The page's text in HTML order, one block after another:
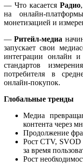
— Что касаетсяРадио
на онлайн-
монетизацией и
—Ритейл-медиа
запускает свои
интеграции онлайн
стандартов
потребителя в
онлайн-покупок.
Глобальные тренды
Медиа
контента через
Продолжение
Рост CTV, SVOD
за время
Рост